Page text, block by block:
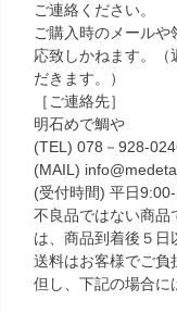
ご連絡ください。
ご購入時のメール
応致しかねます。（
だきます。）
［ご連絡先］
明石めで鯛や
(TEL) 078－928-
(MAIL)
(受付時間) 平日
不良品ではない商品
は、商品到着後５日
送料はお客様でご負
但し、下記の場合に